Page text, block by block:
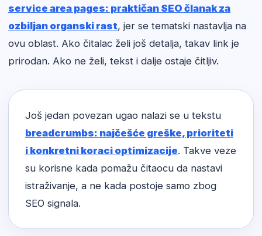
service area pages: praktičan SEO članak za
ozbiljan organski rast, jer se tematski nastavlja na
ovu oblast. Ako čitalac želi još detalja, takav link je
prirodan. Ako ne želi, tekst i dalje ostaje čitljiv.
Još jedan povezan ugao nalazi se u tekstu
breadcrumbs: najčešće greške, prioriteti
i konkretni koraci optimizacije. Takve veze
su korisne kada pomažu čitaocu da nastavi
istraživanje, a ne kada postoje samo zbog
SEO signala.